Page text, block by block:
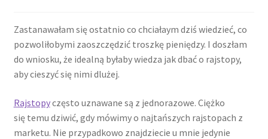
produkty
Rozwiń
menu
Zastanawałam się ostatnio co chciałaym dziś wiedzieć, co
pozwoliłobymi zaoszczędzić troszkę pieniędzy. I doszłam
do wniosku, że idealną byłaby wiedza jak dbać o rajstopy,
aby cieszyć się nimi dlużej.
Rajstopyczęsto uznawane są z jednorazowe. Ciężko
się temu dziwić, gdy mówimy o najtańszych rajstopach z
marketu. Nie przypadkowo znajdziecie u mnie jedynie